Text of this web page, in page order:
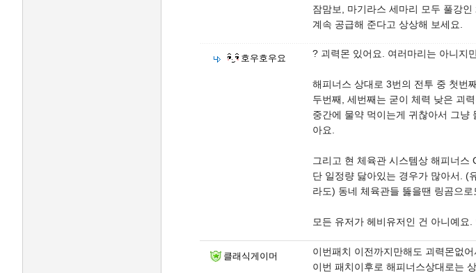
잠맘보, 마기라스 세마리 모두 풀강
계속 공급해 준다고 상상해 보세요.
호우호우요 ? 괴력몬 있어요. 여러마리는 아니지
해피너스 상대로 3번의 전투 중 첫번
두번째, 세번째는 굳이 체력 낮은 괴
중간에 물약 먹이는게 귀찮아서 그냥
아요.
그리고 현 체육관 시스템상 해피너스
단 일정량 닳아있는 경우가 많아서. (
라도) 동네 체육관들 뚫을땐 링곰으로
모든 유저가 헤비유저인 건 아니예요.
클래식게이머
이번패치 이전까지만해도 괴력몬없
이번 패치이후로 해피너스상대로는